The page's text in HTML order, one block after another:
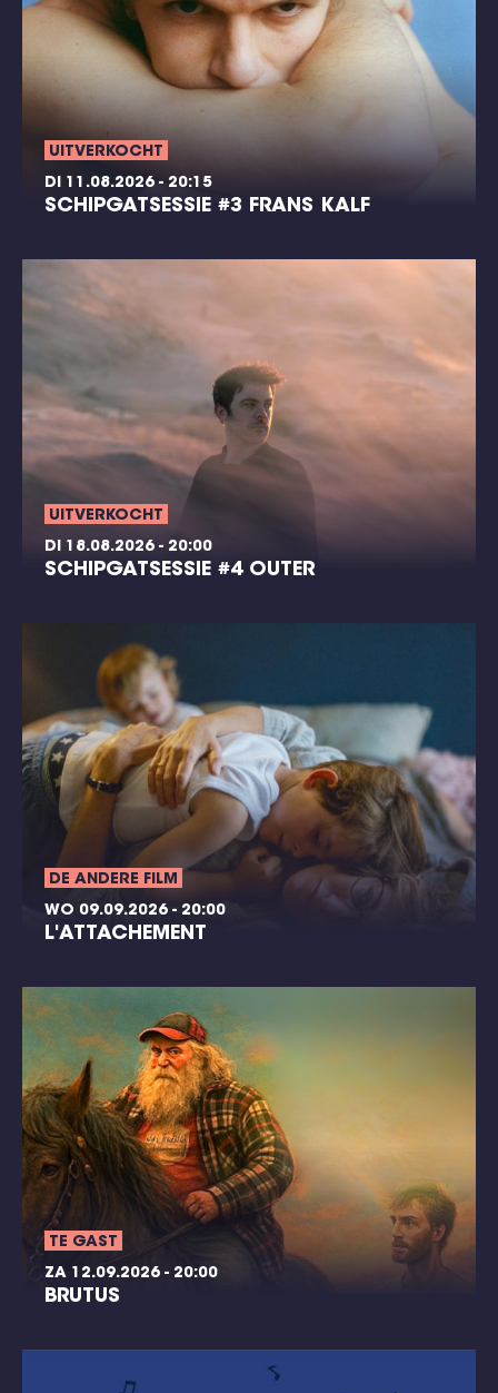
UITVERKOCHT
DI 11.08.2026 - 20:15
SCHIPGATSESSIE #3 FRANS KALF
UITVERKOCHT
DI 18.08.2026 - 20:00
SCHIPGATSESSIE #4 OUTER
DE ANDERE FILM
WO 09.09.2026 - 20:00
L'ATTACHEMENT
TE GAST
ZA 12.09.2026 - 20:00
BRUTUS